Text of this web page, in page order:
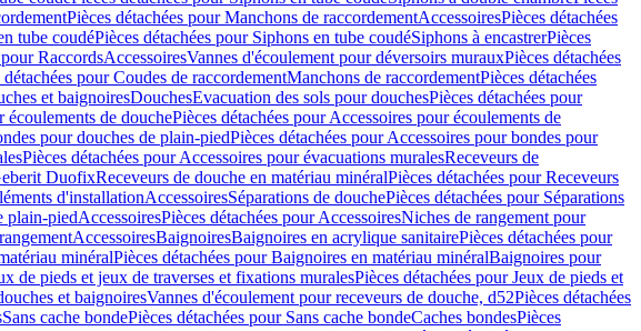
Pièces détachées pour Manchons de raccordementAccessoiresPièces détachées
tube coudéPièces détachées pour Siphons en tube coudéSiphons à encastrerPièces
RaccordsAccessoiresVannes d'écoulement pour déversoirs murauxPièces détachées
détachées pour Coudes de raccordementManchons de raccordementPièces détachées
et baignoiresDouchesEvacuation des sols pour douchesPièces détachées pour
écoulements de douchePièces détachées pour Accessoires pour écoulements de
pour douches de plain-piedPièces détachées pour Accessoires pour bondes pour
Pièces détachées pour Accessoires pour évacuations muralesReceveurs de
DuofixReceveurs de douche en matériau minéralPièces détachées pour Receveurs
d'installationAccessoiresSéparations de douchePièces détachées pour Séparations
plain-piedAccessoiresPièces détachées pour AccessoiresNiches de rangement pour
AccessoiresBaignoiresBaignoires en acrylique sanitairePièces détachées pour
minéralPièces détachées pour Baignoires en matériau minéralBaignoires pour
de pieds et jeux de traverses et fixations muralesPièces détachées pour Jeux de pieds et
et baignoiresVannes d'écoulement pour receveurs de douche, d52Pièces détachées
Sans cache bondePièces détachées pour Sans cache bondeCaches bondesPièces